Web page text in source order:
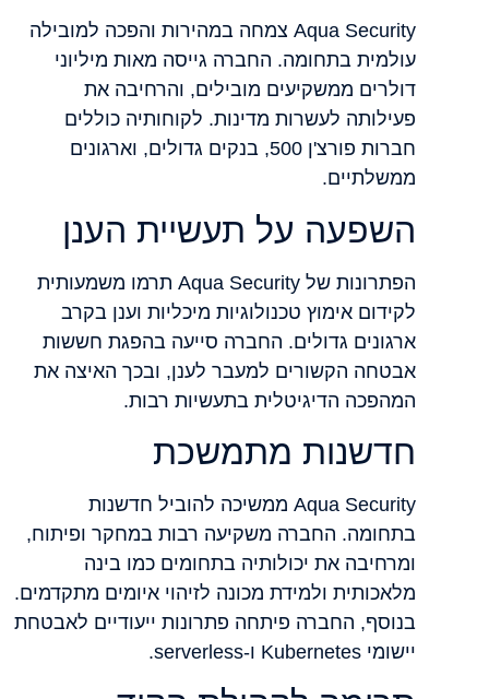
Aqua Security צמחה במהירות והפכה למובילה
עולמית בתחומה. החברה גייסה מאות מיליוני
דולרים ממשקיעים מובילים, והרחיבה את
פעילותה לעשרות מדינות. לקוחותיה כוללים
חברות פורצ'ן 500, בנקים גדולים, וארגונים
ממשלתיים.
השפעה על תעשיית הענן
הפתרונות של Aqua Security תרמו משמעותית
לקידום אימוץ טכנולוגיות מיכליות וענן בקרב
ארגונים גדולים. החברה סייעה בהפגת חששות
אבטחה הקשורים למעבר לענן, ובכך האיצה את
המהפכה הדיגיטלית בתעשיות רבות.
חדשנות מתמשכת
Aqua Security ממשיכה להוביל חדשנות
בתחומה. החברה משקיעה רבות במחקר ופיתוח,
ומרחיבה את יכולותיה בתחומים כמו בינה
מלאכותית ולמידת מכונה לזיהוי איומים מתקדמים.
בנוסף, החברה פיתחה פתרונות ייעודיים לאבטחת
יישומי Kubernetes ו-serverless.